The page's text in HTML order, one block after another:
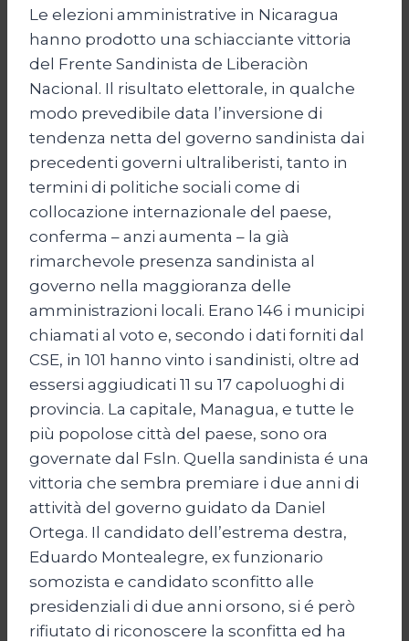
Le elezioni amministrative in Nicaragua
hanno prodotto una schiacciante vittoria
del Frente Sandinista de Liberaciòn
Nacional. Il risultato elettorale, in qualche
modo prevedibile data l’inversione di
tendenza netta del governo sandinista dai
precedenti governi ultraliberisti, tanto in
termini di politiche sociali come di
collocazione internazionale del paese,
conferma – anzi aumenta – la già
rimarchevole presenza sandinista al
governo nella maggioranza delle
amministrazioni locali. Erano 146 i municipi
chiamati al voto e, secondo i dati forniti dal
CSE, in 101 hanno vinto i sandinisti, oltre ad
essersi aggiudicati 11 su 17 capoluoghi di
provincia. La capitale, Managua, e tutte le
più popolose città del paese, sono ora
governate dal Fsln. Quella sandinista é una
vittoria che sembra premiare i due anni di
attività del governo guidato da Daniel
Ortega. Il candidato dell’estrema destra,
Eduardo Montealegre, ex funzionario
somozista e candidato sconfitto alle
presidenziali di due anni orsono, si é però
rifiutato di riconoscere la sconfitta ed ha